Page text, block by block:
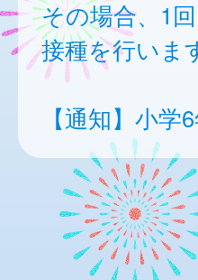
その場合、1
接種を行いま
【通知】小